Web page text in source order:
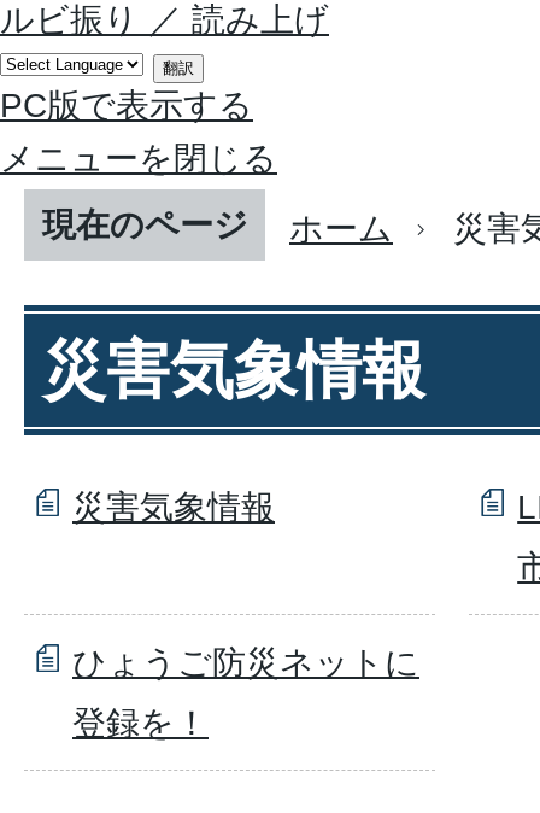
ルビ振り
／ 読み上げ
翻訳
PC版で表示する
メニューを閉じる
現在のページ
ホーム 災害
災害気象情報
災害気象情報
ひょうご防災ネットに
登録を！